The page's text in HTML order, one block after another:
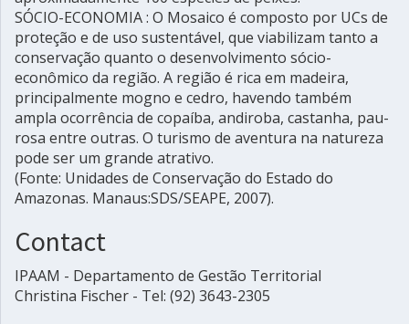
SÓCIO-ECONOMIA : O Mosaico é composto por UCs de
proteção e de uso sustentável, que viabilizam tanto a
conservação quanto o desenvolvimento sócio-
econômico da região. A região é rica em madeira,
principalmente mogno e cedro, havendo também
ampla ocorrência de copaíba, andiroba, castanha, pau-
rosa entre outras. O turismo de aventura na natureza
pode ser um grande atrativo.
(Fonte: Unidades de Conservação do Estado do
Amazonas. Manaus:SDS/SEAPE, 2007).
Contact
IPAAM - Departamento de Gestão Territorial
Christina Fischer - Tel: (92) 3643-2305